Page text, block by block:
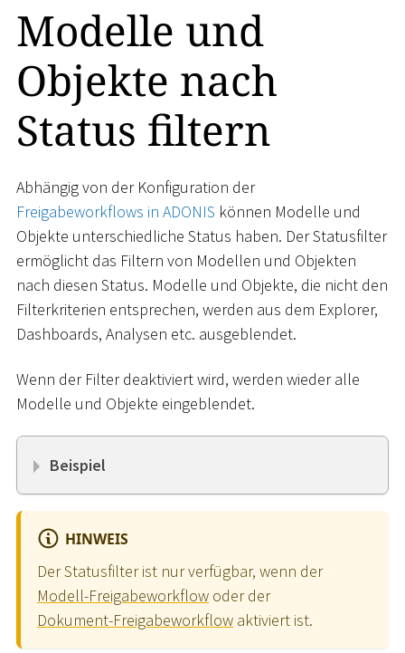
Modelle und
Objekte nach
Status filtern
Abhängig von der Konfiguration der
Freigabeworkflows in ADONIS können Modelle und
Objekte unterschiedliche Status haben. Der Statusfilter
ermöglicht das Filtern von Modellen und Objekten
nach diesen Status. Modelle und Objekte, die nicht den
Filterkriterien entsprechen, werden aus dem Explorer,
Dashboards, Analysen etc. ausgeblendet.
Wenn der Filter deaktiviert wird, werden wieder alle
Modelle und Objekte eingeblendet.
Beispiel
HINWEIS
Der Statusfilter ist nur verfügbar, wenn der
Modell-Freigabeworkflow oder der
Dokument-Freigabeworkflow aktiviert ist.